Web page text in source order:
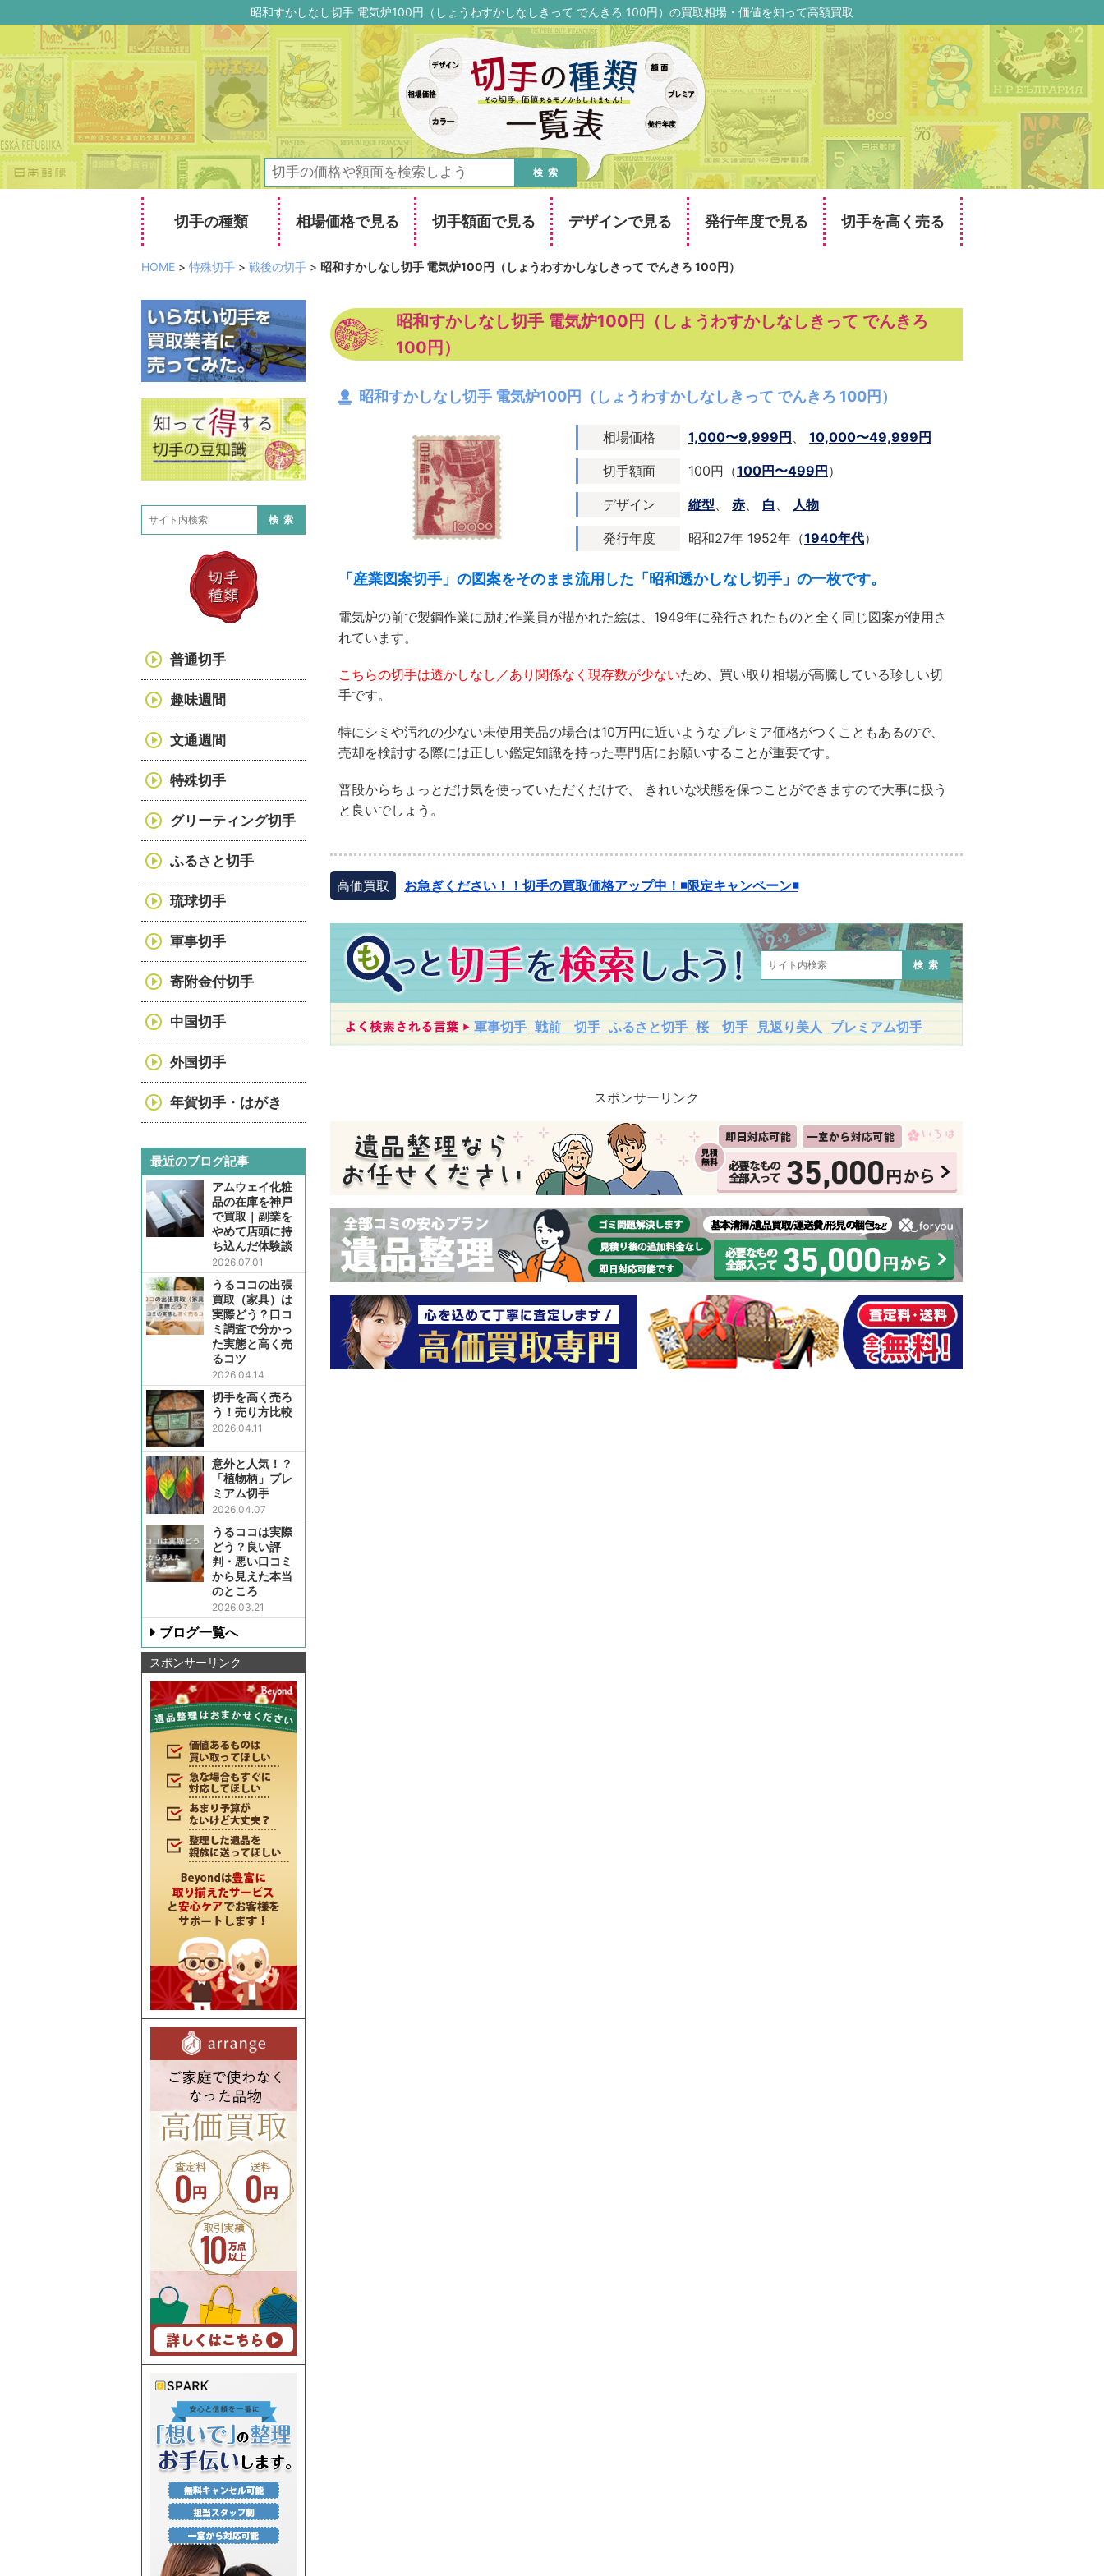
昭和すかしなし切手 電気炉100円（しょうわすかしなしきって でんきろ 100円）の買取相場・価値を知って高額買取
検索
切手の種類 相場価格で見る 切手額面で見る デザインで見る 発行年度で見る 切手を高く売る
HOME > 特殊切手 > 戦後の切手 > 昭和すかしなし切手 電気炉100円（しょうわすかしなしきって でんきろ 100円）
昭和すかしなし切手 電気炉100円（しょうわすかしなしきって でんきろ
100円）
昭和すかしなし切手 電気炉100円（しょうわすかしなしきって でんきろ 100円）
相場価格 1,000〜9,999円 、 10,000〜49,999円
切手額面 100円（100円〜499円 ）
デザイン 縦型、 赤、 白 、 人物
発行年度 昭和27年 1952年（1940年代）
「産業図案切手」の図案をそのまま流用した「昭和透かしなし切手」の一枚です。
電気炉の前で製鋼作業に励む作業員が描かれた絵は、1949年に発行されたものと全く同じ図案が使用さ
れています。
こちらの切手は透かしなし／あり関係なく現存数が少ないため、買い取り相場が高騰している珍しい切
手です。
特にシミや汚れの少ない未使用美品の場合は10万円に近いようなプレミア価格がつくこともあるので、
売却を検討する際には正しい鑑定知識を持った専門店にお願いすることが重要です。
普段からちょっとだけ気を使っていただくだけで、 きれいな状態を保つことができますので大事に扱う
と良いでしょう。
高価買取 お急ぎください！！切手の買取価格アップ中！◾️限定キャンペーン◾️
検索
軍事切手 戦前 切手 ふるさと切手 桜 切手 見返り美人 プレミアム切手
スポンサーリンク
検索
普通切手
趣味週間
文通週間
特殊切手
グリーティング切手
ふるさと切手
琉球切手
軍事切手
寄附金付切手
中国切手
外国切手
年賀切手・はがき
最近のブログ記事
アムウェイ化粧
品の在庫を神戸
で買取｜副業を
やめて店頭に持
ち込んだ体験談
2026.07.01
うるココの出張
買取（家具）は
実際どう？口コ
ミ調査で分かっ
た実態と高く売
るコツ
2026.04.14
切手を高く売ろ
う！売り方比較
2026.04.11
意外と人気！？
「植物柄」プレ
ミアム切手
2026.04.07
うるココは実際
どう？良い評
判・悪い口コミ
から見えた本当
のところ
2026.03.21
ブログ一覧へ
スポンサーリンク